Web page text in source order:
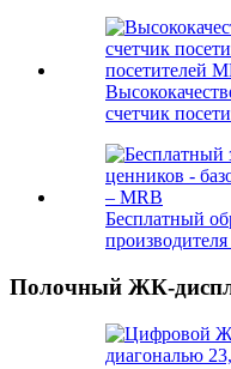
счетчик
Бесплатный
Полочный ЖК-